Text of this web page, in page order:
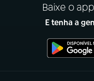
Baixe o
E tenha a